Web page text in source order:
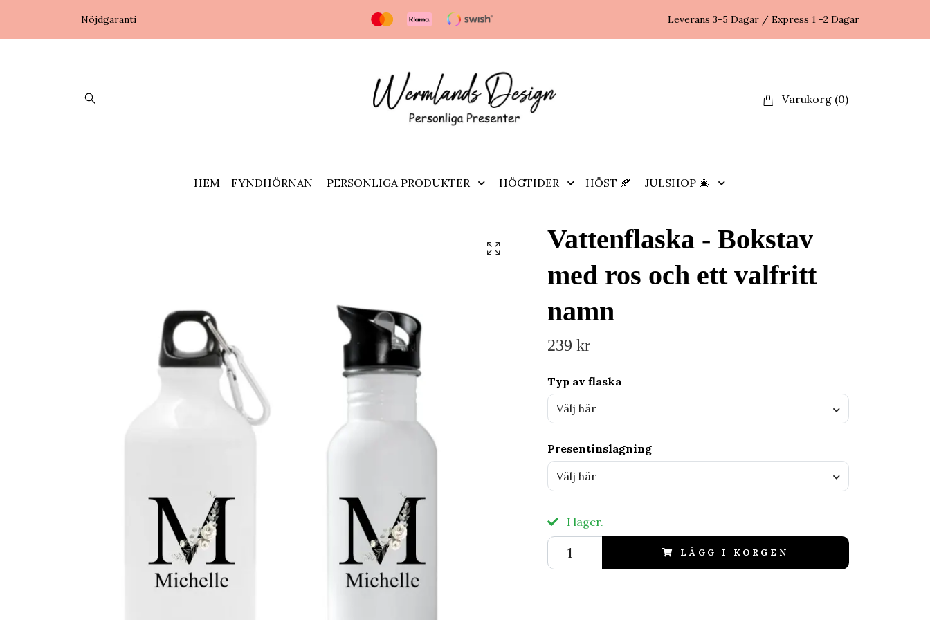
Nöjdgaranti Leverans 3-5 Dagar / Express 1 -2 Dagar
Varukorg (0)
HEM FYNDHÖRNAN PERSONLIGA PRODUKTER HÖGTIDER HÖST 🍂 JULSHOP 🎄
Vattenflaska - Bokstav
med ros och ett valfritt
namn
239 kr
Typ av flaska
Välj här
Presentinslagning
Välj här
I lager.
LÄGG I KORGEN